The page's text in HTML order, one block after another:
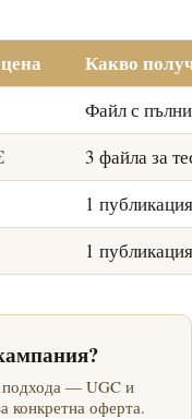
Какво
Файл с
3 файла за
1
1
подхода — UGC и
конкретна оферта.